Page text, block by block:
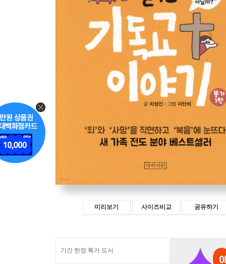
미리보기 사이즈비교 공유하기
기간 한정 특가 도서